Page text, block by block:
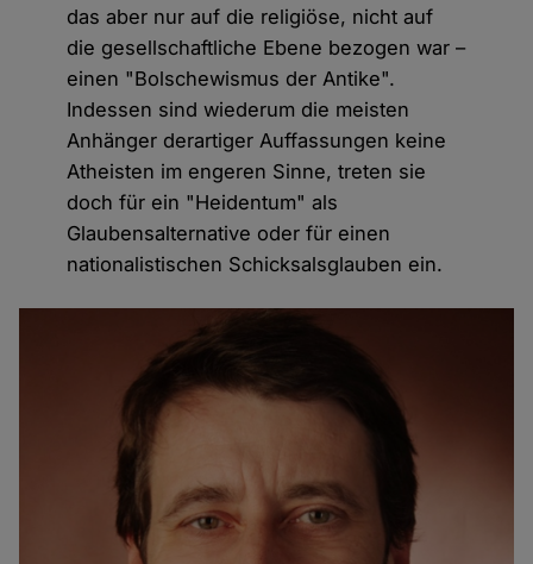
das aber nur auf die religiöse, nicht auf
die gesellschaftliche Ebene bezogen war –
einen "Bolschewismus der Antike".
Indessen sind wiederum die meisten
Anhänger derartiger Auffassungen keine
Atheisten im engeren Sinne, treten sie
doch für ein "Heidentum" als
Glaubensalternative oder für einen
nationalistischen Schicksalsglauben ein.